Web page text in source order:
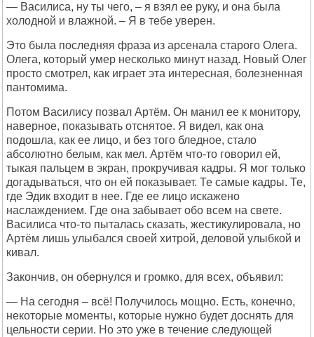
— Василиса, ну ты чего, – я взял ее руку, и она была
холодной и влажной. – Я в тебе уверен.
Это была последняя фраза из арсенала старого Олега.
Олега, который умер несколько минут назад. Новый Олег
просто смотрел, как играет эта интересная, болезненная
пантомима.
Потом Василису позвал Артём. Он манил ее к монитору,
наверное, показывать отснятое. Я видел, как она
подошла, как ее лицо, и без того бледное, стало
абсолютно белым, как мел. Артём что-то говорил ей,
тыкая пальцем в экран, прокручивая кадры. Я мог только
догадываться, что он ей показывает. Те самые кадры. Те,
где Эдик входит в нее. Где ее лицо искажено
наслаждением. Где она забывает обо всем на свете.
Василиса что-то пыталась сказать, жестикулировала, но
Артём лишь улыбался своей хитрой, деловой улыбкой и
кивал.
Закончив, он обернулся и громко, для всех, объявил:
— На сегодня – всё! Получилось мощно. Есть, конечно,
некоторые моменты, которые нужно будет доснять для
цельности серии. Но это уже в течение следующей